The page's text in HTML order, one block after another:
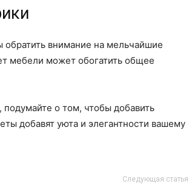
обратить внимание на мельчайшие
мебели может обогатить общее
о том, чтобы добавить
добавят уюта и элегантности вашему
Следующая статья